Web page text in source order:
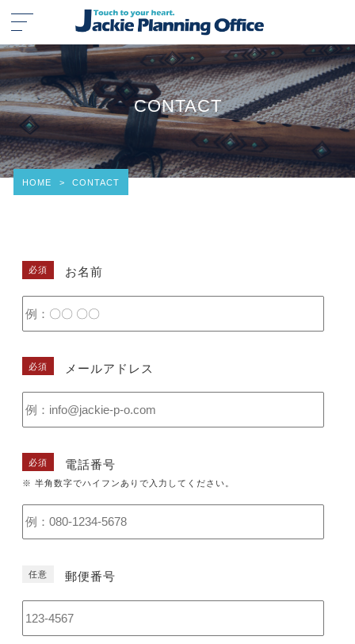
CONTACT
HOME > CONTACT
必須 お名前
必須 メールアドレス
必須 電話番号
※ 半角数字でハイフンありで入力してください。
任意 郵便番号